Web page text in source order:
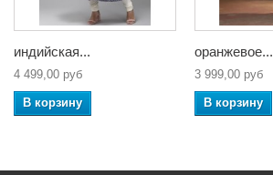
индийская...
4 499,00 руб
В корзину
оранжевое...
3 999,00 руб
В корзину